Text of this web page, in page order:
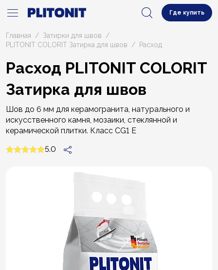
Где купить
Главная
Затирки для швов
PLITONIT COLORIT Затирка для швов
Расход
Расход PLITONIT COLORIT
Затирка для швов
Шов до 6 мм для керамогранита, натурального и
искусственного камня, мозаики, стеклянной и
керамической плитки. Класс CG1 E
5.0